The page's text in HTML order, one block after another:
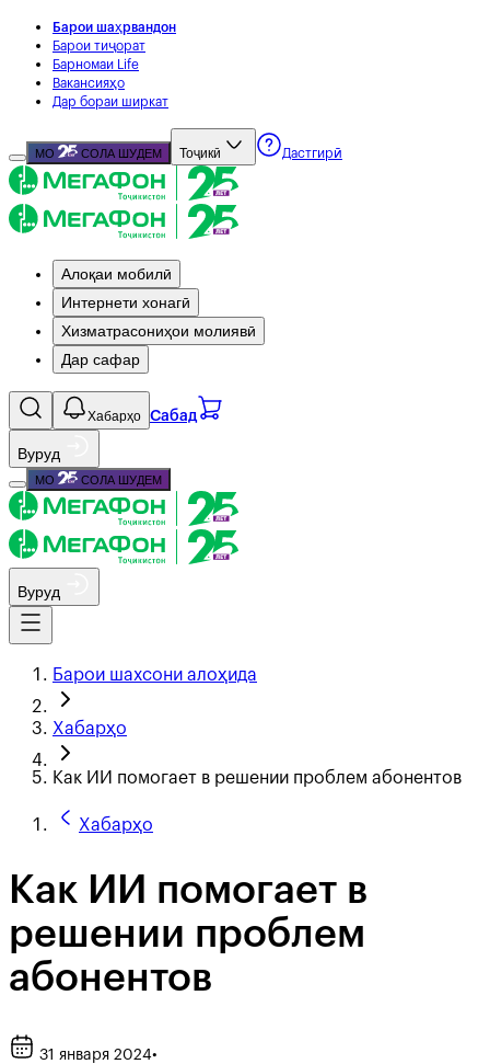
Барои шаҳрвандон
Барои тиҷорат
Барномаи Life
Вакансияҳо
Дар бораи ширкат
МО СОЛА ШУДЕМ Тоҷикӣ Дастгирӣ
Алоқаи мобилӣ
Интернети хонагӣ
Хизматрасониҳои молиявӣ
Дар сафар
Хабарҳо Сабад
Вуруд
МО СОЛА ШУДЕМ
Вуруд
Барои шахсони алоҳида
Хабарҳо
Как ИИ помогает в решении проблем абонентов
Хабарҳо
Как ИИ помогает в
решении проблем
абонентов
31 января 2024•